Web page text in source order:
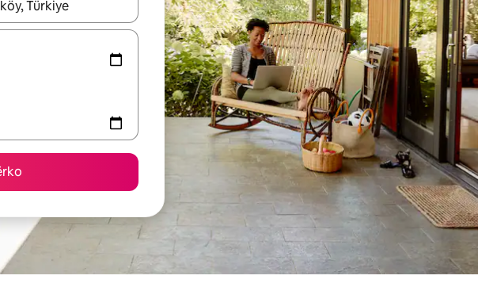
lëviz me butonat e shigjetave lart e poshtë ose eksploro duke prekur ose duke